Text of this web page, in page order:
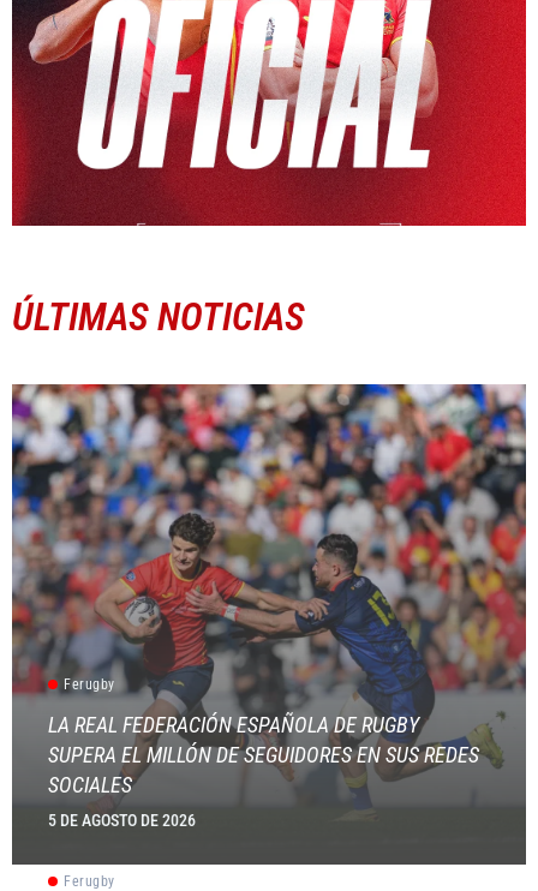
ÚLTIMAS NOTICIAS
Ferugby
LA REAL FEDERACIÓN ESPAÑOLA DE RUGBY
SUPERA EL MILLÓN DE SEGUIDORES EN SUS REDES
SOCIALES
5 DE AGOSTO DE 2026
Ferugby